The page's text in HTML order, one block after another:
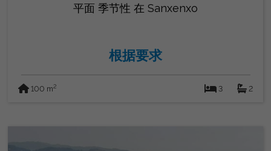
平面 季节性 在 Sanxenxo
根据要求
100 m2 3 2